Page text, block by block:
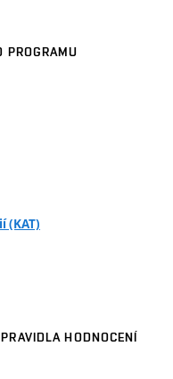
PROGRAMU
(KAT)
HODNOCENÍ